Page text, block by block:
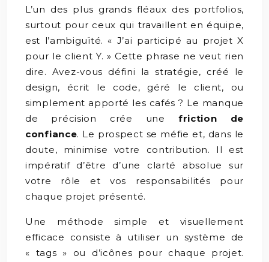
L’un des plus grands fléaux des portfolios,
surtout pour ceux qui travaillent en équipe,
est l’ambiguïté. « J’ai participé au projet X
pour le client Y. » Cette phrase ne veut rien
dire. Avez-vous défini la stratégie, créé le
design, écrit le code, géré le client, ou
simplement apporté les cafés ? Le manque
de précision crée une friction de
confiance. Le prospect se méfie et, dans le
doute, minimise votre contribution. Il est
impératif d’être d’une clarté absolue sur
votre rôle et vos responsabilités pour
chaque projet présenté.
Une méthode simple et visuellement
efficace consiste à utiliser un système de
« tags » ou d’icônes pour chaque projet.